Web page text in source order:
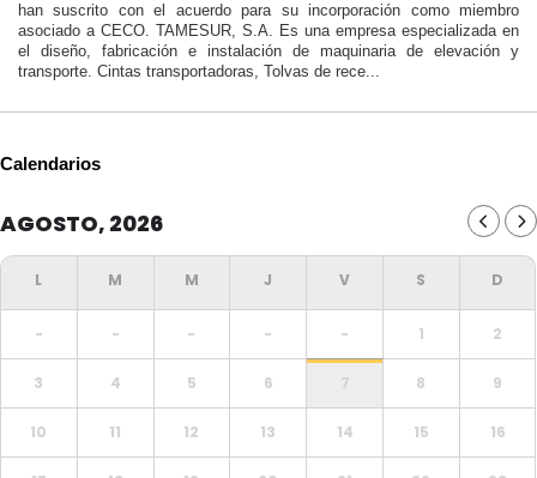
han suscrito con el acuerdo para su incorporación como miembro
asociado a CECO. TAMESUR, S.A. Es una empresa especializada en
el diseño, fabricación e instalación de maquinaria de elevación y
transporte. Cintas transportadoras, Tolvas de rece...
Calendarios
AGOSTO, 2026
- - - - - 1 2
3 4 5 6 7 8 9
10 11 12 13 14 15 16